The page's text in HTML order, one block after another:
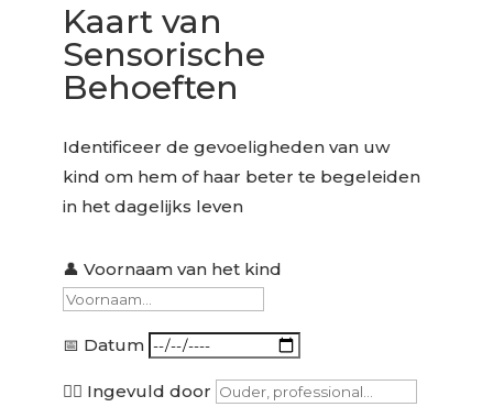
Kaart van
Sensorische
Behoeften
Identificeer de gevoeligheden van uw
kind om hem of haar beter te begeleiden
in het dagelijks leven
👤 Voornaam van het kind
📅 Datum
👩‍⚕️ Ingevuld door